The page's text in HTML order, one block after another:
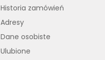
Historia zamówień
Adresy
Dane osobiste
Ulubione